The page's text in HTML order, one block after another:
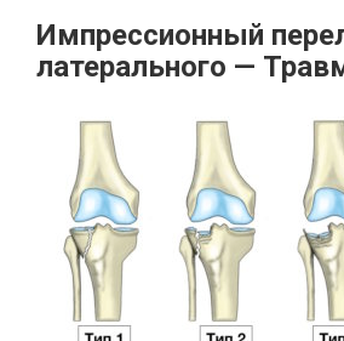
Импрессионный
латерального —